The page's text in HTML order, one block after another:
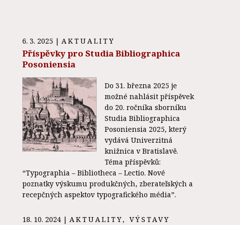
6. 3. 2025 | AKTUALITY
Příspěvky pro Studia Bibliographica
Posoniensia
Do 31. března 2025 je
možné nahlásit příspěvek
do 20. ročníka sborníku
Studia Bibliographica
Posoniensia 2025, který
vydává Univerzitná
knižnica v Bratislavě.
Téma příspěvků:
“Typographia – Bibliotheca – Lectio. Nové
poznatky výskumu produkčných, zberateľských a
recepčných aspektov typografického média”.
18. 10. 2024| AKTUALITY, VÝSTAVY